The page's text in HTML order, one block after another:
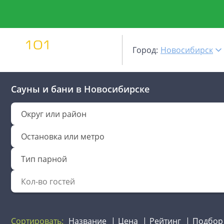
Город: Новосибирск
Сауны и бани в Новосибирске
Округ или район
Остановка или метро
Тип парной
Сортировать: Название Цена Рейтинг Подбор